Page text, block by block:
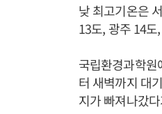
낮 최고기온은
13도, 광주 14
국립환경과학원
터 새벽까지 대
지가 빠져나갔